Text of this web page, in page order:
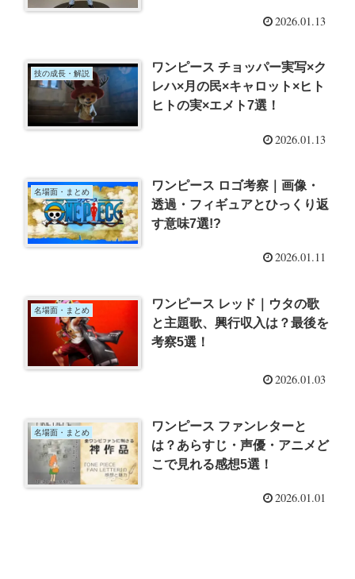
2026.01.13
技の成長・解説
ワンピース チョッパー実写×ク
レハ×月の民×キャロット×ヒト
ヒトの実×エメト7選！
2026.01.13
名場面・まとめ
ワンピース ロゴ考察｜画像・
透過・フィギュアとひっくり返
す意味7選!?
2026.01.11
名場面・まとめ
ワンピース レッド｜ウタの歌
と主題歌、興行収入は？最後を
考察5選！
2026.01.03
名場面・まとめ
ワンピース ファンレターと
は？あらすじ・声優・アニメど
こで見れる感想5選！
2026.01.01